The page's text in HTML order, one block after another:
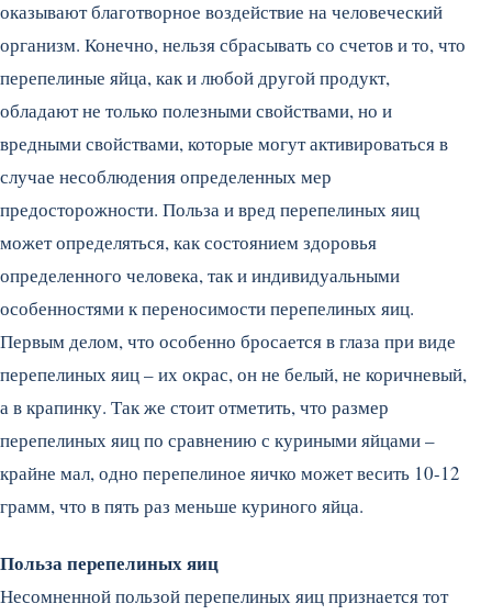
оказывают благотворное воздействие на человеческий
организм. Конечно, нельзя сбрасывать со счетов и то, что
перепелиные яйца, как и любой другой продукт,
обладают не только полезными свойствами, но и
вредными свойствами, которые могут активироваться в
случае несоблюдения определенных мер
предосторожности. Польза и вред перепелиных яиц
может определяться, как состоянием здоровья
определенного человека, так и индивидуальными
особенностями к переносимости перепелиных яиц.
Первым делом, что особенно бросается в глаза при виде
перепелиных яиц – их окрас, он не белый, не коричневый,
а в крапинку. Так же стоит отметить, что размер
перепелиных яиц по сравнению с куриными яйцами –
крайне мал, одно перепелиное яичко может весить 10-12
грамм, что в пять раз меньше куриного яйца.
Польза перепелиных яиц
Несомненной пользой перепелиных яиц признается тот